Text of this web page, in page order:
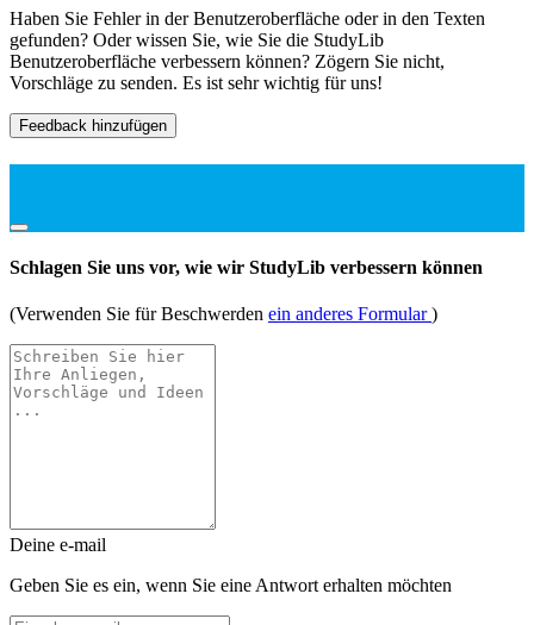
Haben Sie Fehler in der Benutzeroberfläche oder in den Texten
gefunden? Oder wissen Sie, wie Sie die StudyLib
Benutzeroberfläche verbessern können? Zögern Sie nicht,
Vorschläge zu senden. Es ist sehr wichtig für uns!
Feedback hinzufügen
Schlagen Sie uns vor, wie wir StudyLib verbessern können
(Verwenden Sie für Beschwerden ein anderes Formular)
Deine e-mail
Geben Sie es ein, wenn Sie eine Antwort erhalten möchten